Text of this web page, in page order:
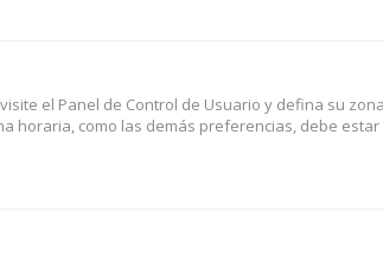
el Panel de Control de Usuario y defina su
horaria, como las demás preferencias, debe